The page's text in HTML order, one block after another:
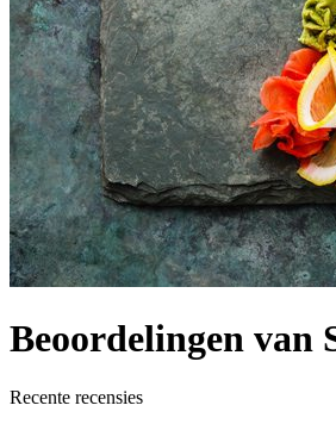
Beoordelingen van
Recente recensies